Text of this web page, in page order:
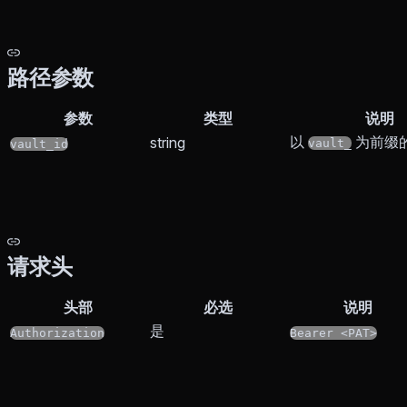
路径参数
参数 类型 说明
vault_id string 以 vault_ 为前缀
请求头
头部 必选 说明
Authorization 是 Bearer <PAT>